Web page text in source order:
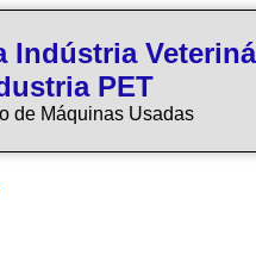
Indústria
PET
de Máquinas Usadas